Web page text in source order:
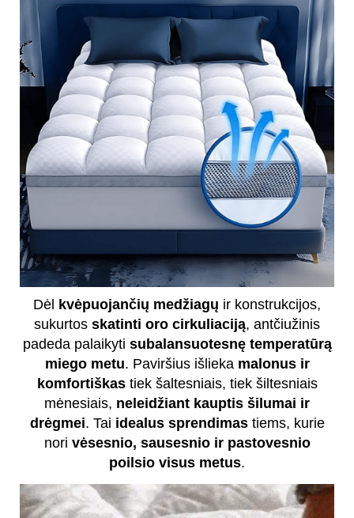
Dėl kvėpuojančių medžiagų ir konstrukcijos,
sukurtos skatinti oro cirkuliaciją, antčiužinis
padeda palaikyti subalansuotesnę temperatūrą
miego metu. Paviršius išlieka malonus ir
komfortiškastiek šaltesniais, tiek šiltesniais
mėnesiais, neleidžiant kauptis šilumai ir
drėgmei. Tai idealus sprendimastiems, kurie
nori vėsesnio, sausesnio ir pastovesnio
poilsio visus metus.